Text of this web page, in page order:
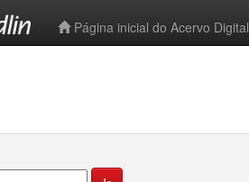
Página inicial do Acervo Digital